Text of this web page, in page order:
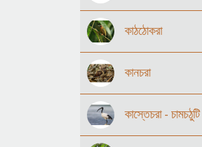
কাঠঠোকরা
কানচরা
কাস্তেচরা - চামচঠুটি